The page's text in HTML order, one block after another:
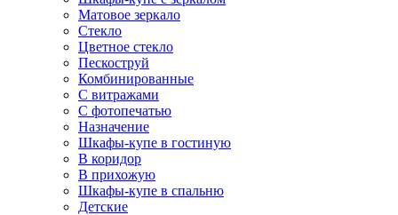
Матовое зеркало
Стекло
Цветное стекло
Пескоструй
Комбинированные
С витражами
С фотопечатью
Назначение
Шкафы-купе в гостиную
В коридор
В прихожую
Шкафы-купе в спальню
Детские